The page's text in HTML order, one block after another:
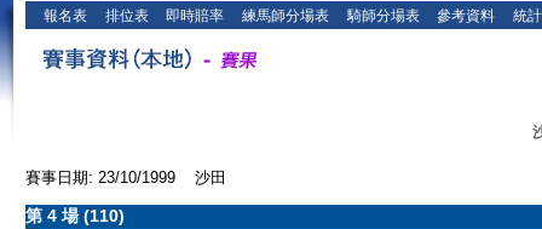
報名表 排位表 即時賠率 練馬師分場表 騎師分場表 參考資料 統
賽事日期: 23/10/1999 沙田
第 4 場 (110)